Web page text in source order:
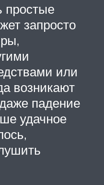
простые
запросто
или
возникают
падение
удачное